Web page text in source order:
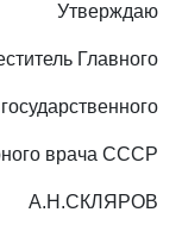
Утверждаю
Главного
государственного
врача СССР
А.Н.СКЛЯРОВ